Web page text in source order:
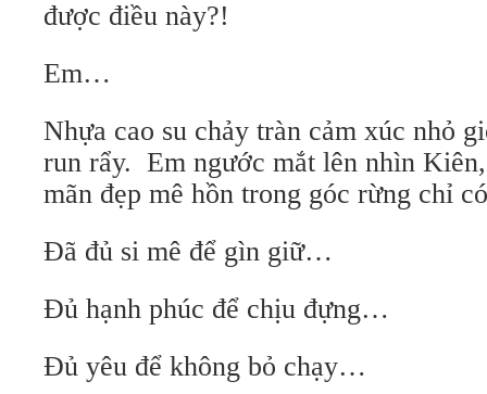
được điều này?!
Em…
Nhựa cao su chảy tràn cảm xúc nhỏ
run rẩy. Em ngước mắt lên nhìn
mãn đẹp mê hồn trong góc rừng chỉ
Đã đủ si mê để gìn giữ…
Đủ hạnh phúc để chịu đựng…
Đủ yêu để không bỏ chạy…